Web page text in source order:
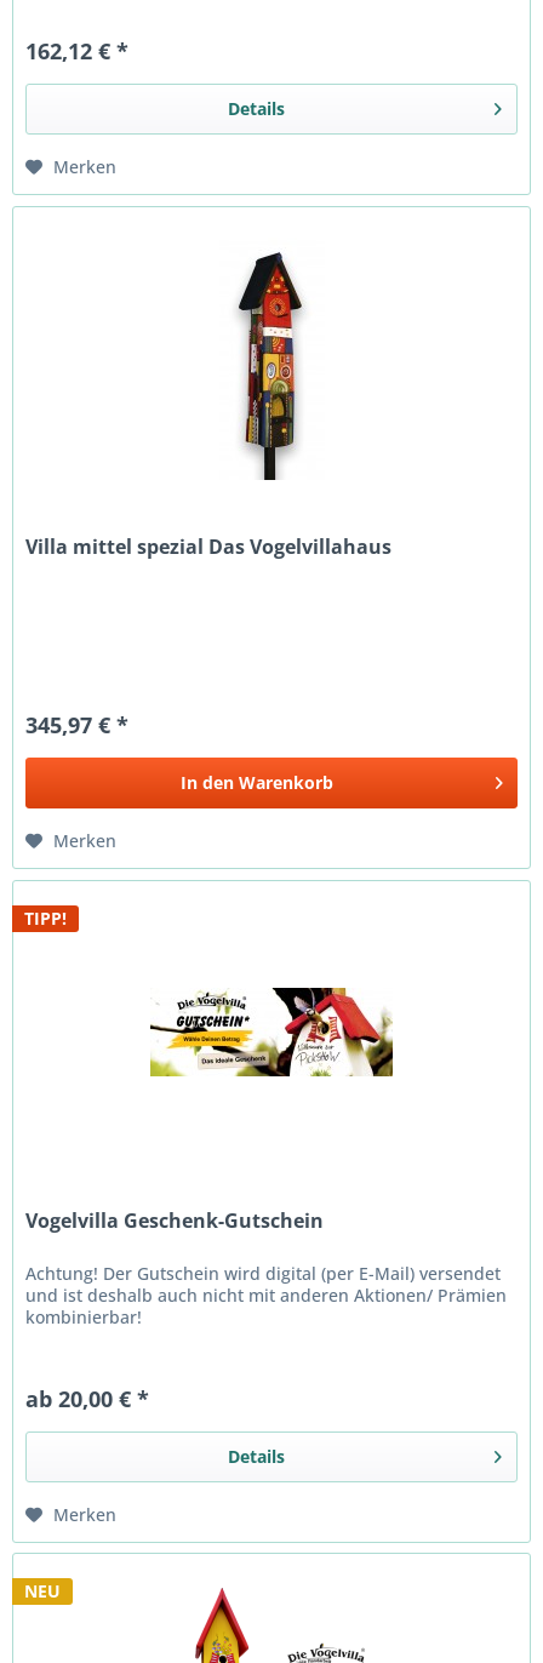
162,12 € *
Details
Merken
Villa mittel spezial Das Vogelvillahaus
345,97 € *
In den Warenkorb
Merken
TIPP!
Vogelvilla Geschenk-Gutschein
Achtung! Der Gutschein wird digital (per E-Mail) versendet
und ist deshalb auch nicht mit anderen Aktionen/ Prämien
kombinierbar!
ab 20,00 € *
Details
Merken
NEU